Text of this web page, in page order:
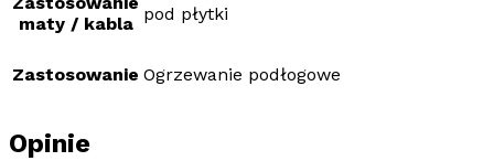
maty / kabla pod płytki
Zastosowanie Ogrzewanie podłogowe
Opinie